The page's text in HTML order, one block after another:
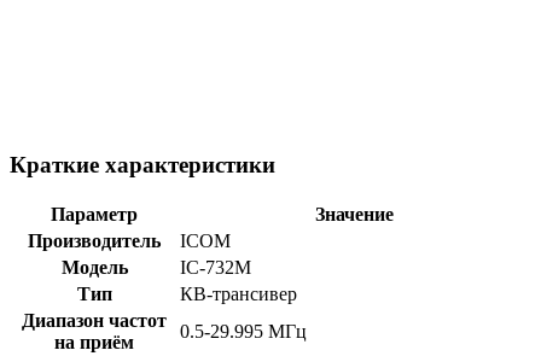
Краткие характеристики
Параметр
Значение
Производитель
ICOM
Модель
IC-732M
Тип
КВ-трансивер
Диапазон частот
на приём
0.5-29.995 МГц